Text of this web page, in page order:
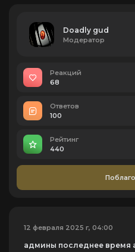
Doadly gud
Модератор
Реакций
68
Ответов
100
Рейтинг
440
12 февраля 2025 г, 04:00
админы последнее время